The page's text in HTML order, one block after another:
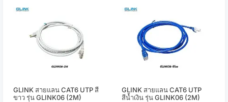
GLINK สายแลน CAT6 UTP สี
ขาว รุ่น GLINK06 (2M)
GLINK สายแลน CAT6 UTP
สีน้ำเงิน รุ่น GLINK06 (2M)